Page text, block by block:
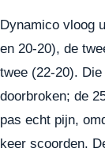
Dynamico vloog
en 20-20), de
twee (22-20).
doorbroken; de
pas echt pijn,
keer scoorden.